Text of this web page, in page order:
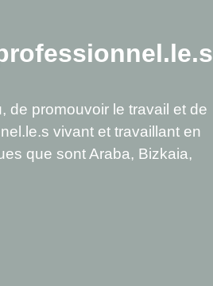
de promouvoir le travail et de
vivant et travaillant en
que sont Araba, Bizkaia,